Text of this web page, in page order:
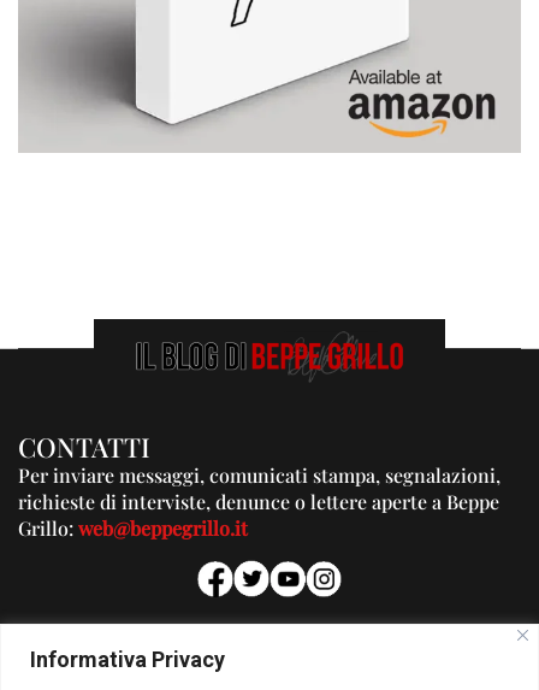
Informativa Privacy
CONTATTI
Per inviare messaggi, comunicati stampa, segnalazioni,
richieste di interviste, denunce o lettere aperte a Beppe
Grillo:web@beppegrillo.it
PUBBLICITA'
Per la tua pubblicità su questo Blog: